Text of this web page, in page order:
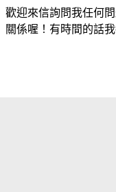
歡迎來信詢問我任何
關係喔！有時間的話